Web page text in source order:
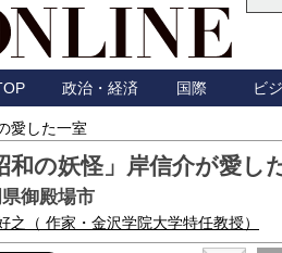
政治・経済 国際 ビ
愛した一室
和の妖怪」岸信介が愛し
御殿場市
之 （ 作家・金沢学院大学特任教授）